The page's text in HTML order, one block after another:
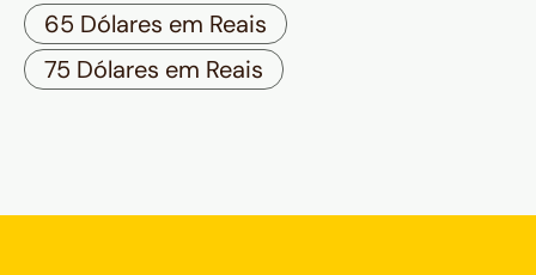
65 Dólares em Reais
75 Dólares em Reais